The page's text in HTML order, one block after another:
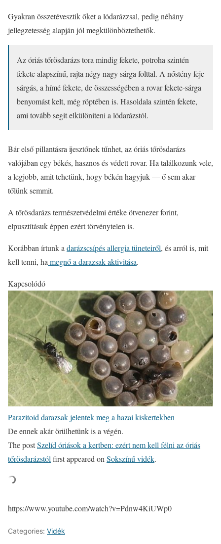
Gyakran összetévesztik őket a lódarázzsal, pedig néhány
jellegzetesség alapján jól megkülönböztethetők.
Az óriás tőrösdarázs tora mindig fekete, potroha szintén
fekete alapszínű, rajta négy nagy sárga folttal. A nőstény feje
sárgás, a hímé fekete, de összességében a rovar fekete-sárga
benyomást kelt, még röptében is. Hasoldala szintén fekete,
ami tovább segít elkülöníteni a lódarázstól.
Bár első pillantásra ijesztőnek tűnhet, az óriás tőrösdarázs
valójában egy békés, hasznos és védett rovar. Ha találkozunk vele,
a legjobb, amit tehetünk, hogy békén hagyjuk — ő sem akar
tőlünk semmit.
A tőrösdarázs természetvédelmi értéke ötvenezer forint,
elpusztításuk éppen ezért törvénytelen is.
Korábban írtunk a darázscsípés allergia tüneteiről, és arról is, mit
kell tenni, ha megnő a darazsak aktivitása.
Kapcsolódó
Parazitoid darazsak jelentek meg a hazai kiskertekben
De ennek akár örülhetünk is a végén.
The postSzelíd óriások a kertben: ezért nem kell félni az óriás
tőrösdarázstól first appeared on Sokszínű vidék.
https://www.youtube.com/watch?v=Pdnw4KiUWp0
Categories: Vidék